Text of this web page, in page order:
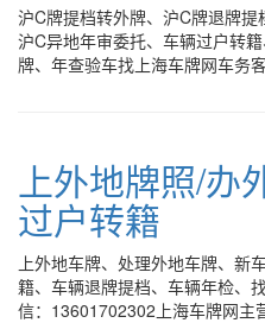
沪C牌提档转外牌、沪C牌退牌提
沪C异地年审委托、车辆过户转
牌、年查验车找上海车牌网车务
上外地牌照/办
过户转籍
上外地车牌、处理外地车牌、新
籍、车辆退牌提档、车辆年检、
信：13601702302上海车牌网主